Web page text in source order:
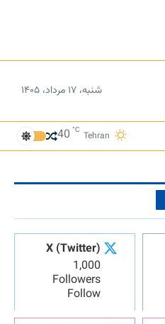
شنبه، ۱۷ مرداد، ۱۴۰۵
Tehran
40 °C
X (Twitter)
1,000
Followers
Follow